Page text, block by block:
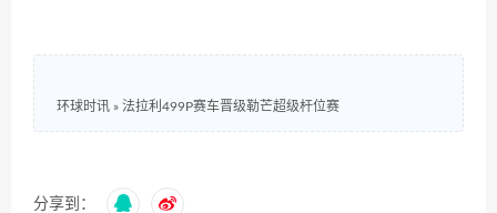
环球时讯 » 法拉利499P赛车晋级勒芒超级杆位赛
分享到：